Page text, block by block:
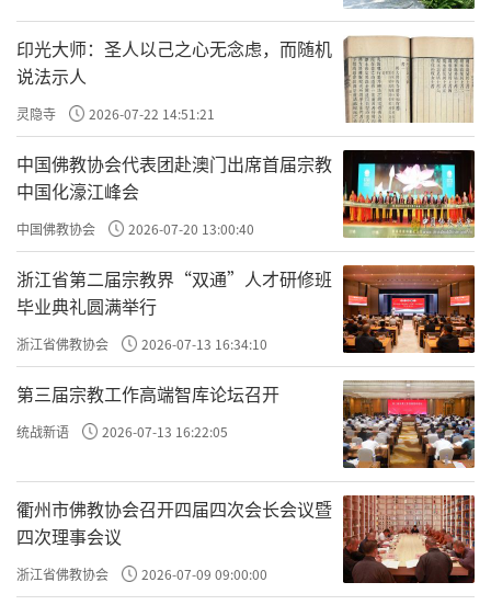
或香水佳果等，表示对佛的恭敬爱慕。
佛陀出家时，只有29岁。虽然他降生于帝
王之家，尊贵为皇太子，因为看不惯当时印度
迷信神教的风俗，剥削人民，于是，为拯救当
时广大的人民，为贯彻救国救民的目标，佛陀
舍去皇太子尊贵的身份和荣誉地位，并抛下妻
子，进入雪山修行。6年后，终于彻底觉悟宇宙
人生的实相真理，遂四处说法，创立“佛
教”。
佛陀最后告诫众比丘说：“比丘们！我告
诉你们，不要自负，观察一切法都是无常变化
的。大家应该各自精勤观察，以彻底证取（解
脱）道果。”是佛陀在人世的最后教导。然后
佛陀次第进入四禅八定，返回第四禅时结束于
了轮回的生活，证达永恒的大涅盘界。这时在
库西那拉附近地区发生地震及天空无雨响雷等
印光大师：圣人以己之心无念虑，而随机
说法示人
灵隐寺 2026-07-22 14:51:21
中国佛教协会代表团赴澳门出席首届宗教
中国化濠江峰会
中国佛教协会 2026-07-20 13:00:40
浙江省第二届宗教界“双通”人才研修班
毕业典礼圆满举行
浙江省佛教协会 2026-07-13 16:34:10
第三届宗教工作高端智库论坛召开
统战新语 2026-07-13 16:22:05
衢州市佛教协会召开四届四次会长会议暨
四次理事会议
浙江省佛教协会 2026-07-09 09:00:00